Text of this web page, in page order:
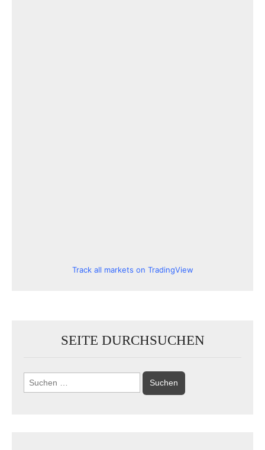
Track all markets on TradingView
SEITE DURCHSUCHEN
Suchen
nach: